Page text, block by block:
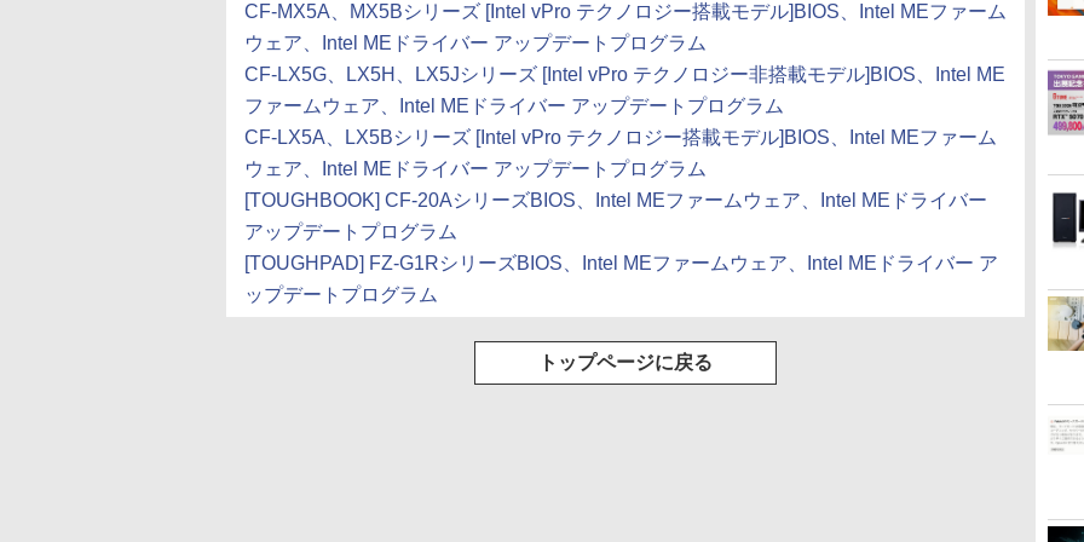
CF-MX5A、MX5Bシリーズ [Intel vPro テクノロジー搭載モデル]BIOS、Intel MEファーム
ウェア、Intel MEドライバー アップデートプログラム
CF-LX5G、LX5H、LX5Jシリーズ [Intel vPro テクノロジー非搭載モデル]BIOS、Intel ME
ファームウェア、Intel MEドライバー アップデートプログラム
CF-LX5A、LX5Bシリーズ [Intel vPro テクノロジー搭載モデル]BIOS、Intel MEファーム
ウェア、Intel MEドライバー アップデートプログラム
[TOUGHBOOK] CF-20AシリーズBIOS、Intel MEファームウェア、Intel MEドライバー
アップデートプログラム
[TOUGHPAD] FZ-G1RシリーズBIOS、Intel MEファームウェア、Intel MEドライバー ア
ップデートプログラム
トップページに戻る